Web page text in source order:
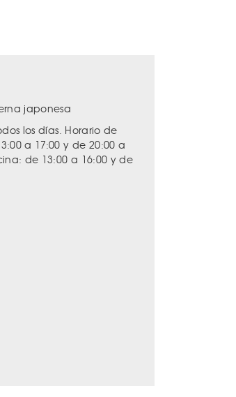
japonesa
los días. Horario de
a 17:00 y de 20:00 a
de 13:00 a 16:00 y de